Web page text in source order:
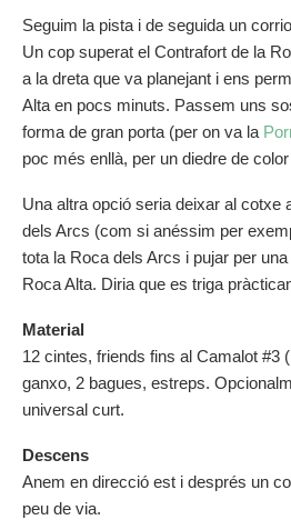
Seguim la pista i de seguida un
Un cop superat el Contrafort de la
a la dreta que va planejant i ens
Alta en pocs minuts. Passem uns
forma de gran porta (per on va la
poc més enllà, per un diedre de
Una altra opció seria deixar al cotxe
dels Arcs (com si anéssim per
tota la Roca dels Arcs i pujar per
Roca Alta. Diria que es triga
Material
12 cintes, friends fins al Camalot #3
ganxo, 2 bagues, estreps.
universal curt.
Descens
Anem en direcció est i després un
peu de via.